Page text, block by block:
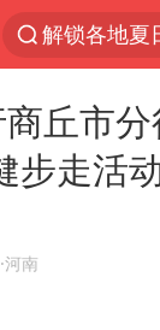
解锁各地夏
黄金创今年
丘市
步走活
·河南